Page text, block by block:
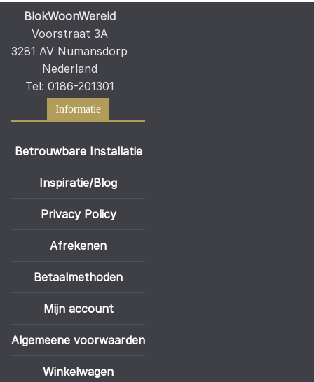
BlokWoonWereld
Voorstraat 3A
3281 AV Numansdorp
Nederland
Tel: 0186-201301
Informatie
Betrouwbare Installatie
Inspiratie/Blog
Privacy Policy
Afrekenen
Betaalmethoden
Mijn account
Algemeene voorwaarden
Winkelwagen